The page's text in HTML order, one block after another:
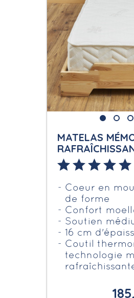
MATELAS
Coeur en
de forme
Confort
Soutien
16 cm
Coutil
technologie